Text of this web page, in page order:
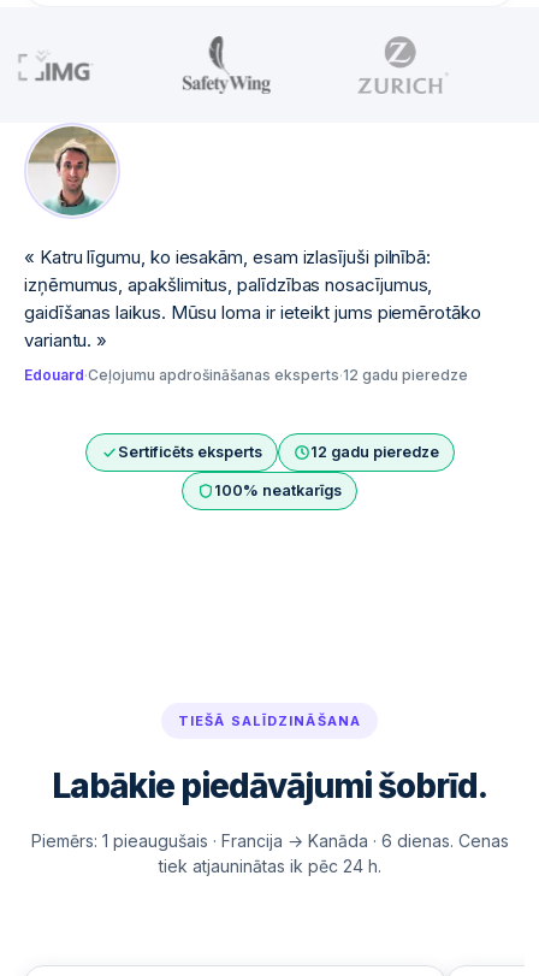
« Katru līgumu, ko iesakām, esam izlasījuši pilnībā:
izņēmumus, apakšlimitus, palīdzības nosacījumus,
gaidīšanas laikus. Mūsu loma ir ieteikt jums piemērotāko
variantu. »
Edouard·Ceļojumu apdrošināšanas eksperts·12 gadu pieredze
Sertificēts eksperts 12 gadu pieredze
100% neatkarīgs
TIEŠĀ SALĪDZINĀŠANA
Labākie piedāvājumi šobrīd.
Piemērs: 1 pieaugušais · Francija → Kanāda · 6 dienas. Cenas
tiek atjauninātas ik pēc 24 h.